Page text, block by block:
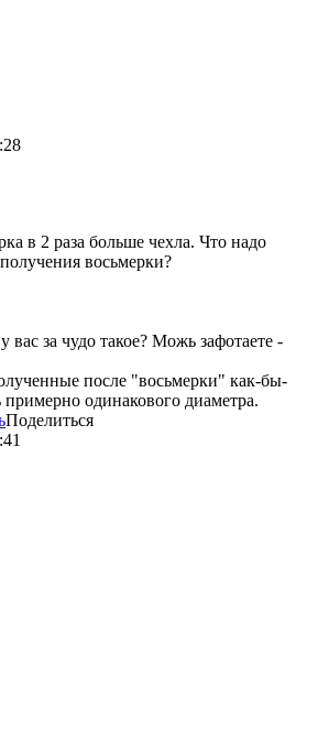
в 2 раза больше чехла. Что надо
восьмерки?
за чудо такое? Можь зафотаете -
после "восьмерки" как-бы-
одинакового диаметра.
Поделиться